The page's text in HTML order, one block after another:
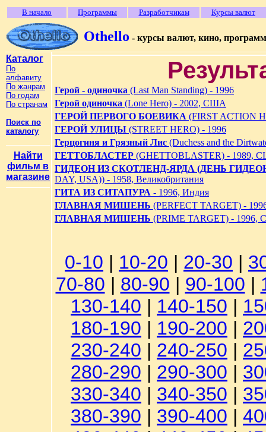
В начало Программы Разработчикам Курсы валют
Othello - курсы валют, кино,
Каталог
По
алфавиту
По жанрам
По годам
По странам
Поиск по
каталогу
Найти
фильм в
магазине
Герой - одиночка (Last Man Standing) - 1996
Герой одиночка (Lone Hero) - 2002, США
ГЕРОЙ ПЕРВОГО БОЕВИКА (FIRST ACTION
ГЕРОЙ УЛИЦЫ (STREET HERO) - 1996
Герцогиня и Грязный Лис (Duchess and the
ГЕТТОБЛАСТЕР (GHETTOBLASTER) - 1989,
ГИДЕОН ИЗ СКОТЛЕНД-ЯРДА (ДЕНЬ
DAY, USA)) - 1958, Великобритания
ГИТА ИЗ СИТАПУРА - 1996, Индия
ГЛАВНАЯ МИШЕНЬ (PERFECT TARGET) -
ГЛАВНАЯ МИШЕНЬ (PRIME TARGET) -
0-10 | 10-20 | 20-30 |
70-80 | 80-90 | 90-100 |
130-140 | 140-150 |
180-190 | 190-200 |
230-240 | 240-250 |
280-290 | 290-300 |
330-340 | 340-350 |
380-390 | 390-400 |